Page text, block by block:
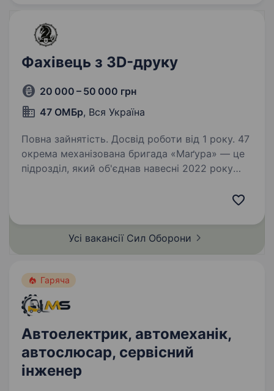
Фахівець з 3D-друку
20 000 – 50 000 грн
47 ОМБр, Вся Україна
Повна зайнятість. Досвід роботи від 1 року. 47
окрема механізована бригада «Маґура» — це
підрозділ, який об'єднав навесні 2022 року
коли ворог прийшов на нашу землю. З того
та повернення…
Усі вакансії Сил Оборони
Гаряча
Автоелектрик, автомеханік,
автослюсар, сервісний
інженер